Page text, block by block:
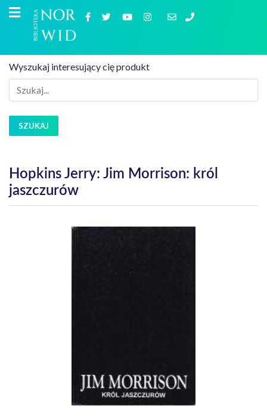
Wyszukaj interesujący cię produkt
SZUKAJ
Hopkins Jerry: Jim Morrison: król
jaszczurów